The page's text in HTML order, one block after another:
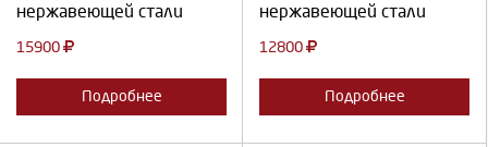
нержавеющей стали
15900
Подробнее
нержавеющей стали
12800
Подробнее